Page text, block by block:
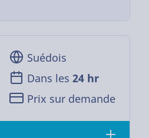
Suédois
Dans les 24 hr
Prix sur demande